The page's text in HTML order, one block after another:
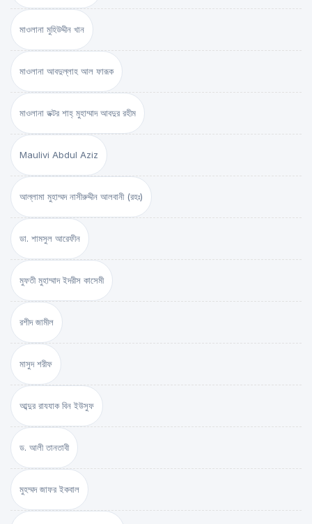
মাওলানা মুহিউদ্দীন খান
মাওলানা আবদুল্লাহ আল ফারূক
মাওলানা ডক্টর শাহ্‌ মুহাম্মাদ আবদুর রহীম
Maulivi Abdul Aziz
আল্লামা মুহাম্মদ নাসীরুদ্দীন আলবানী (রহঃ)
ডা. শামসুল আরেফীন
মুফতী মুহাম্মাদ ইদরীস কাসেমী
রশীদ জামীল
মাসুদ শরীফ
আব্দুর রাযযাক বিন ইউসুফ
ড. আলী তানতাবী
মুহম্মদ জাফর ইকবাল